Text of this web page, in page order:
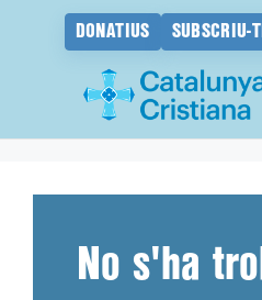
DONATIUS SUBSCRIU-
No s'ha